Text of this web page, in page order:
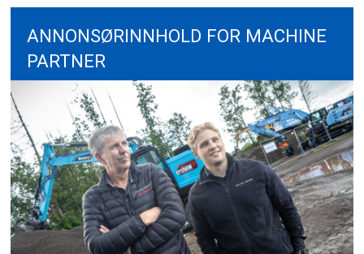
ANNONSØRINNHOLD FOR MACHINE
PARTNER